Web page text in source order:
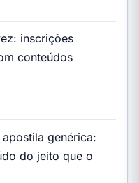
inscrições
conteúdos
genérica:
do jeito que o